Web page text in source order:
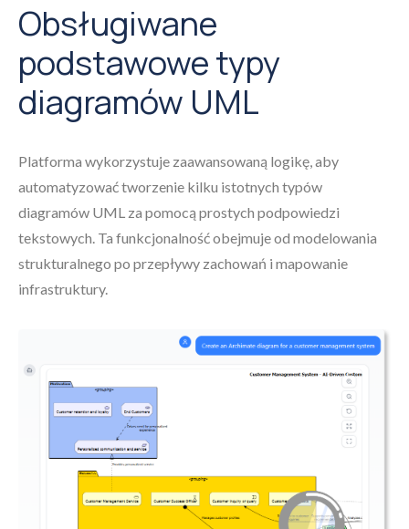
Obsługiwane
podstawowe typy
diagramów UML
Platforma wykorzystuje zaawansowaną logikę, aby
automatyzować tworzenie kilku istotnych typów
diagramów UML za pomocą prostych podpowiedzi
tekstowych. Ta funkcjonalność obejmuje od modelowania
strukturalnego po przepływy zachowań i mapowanie
infrastruktury.